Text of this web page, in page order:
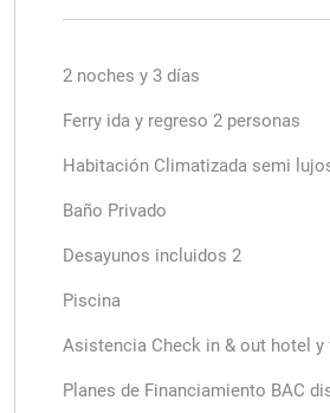
2 noches y 3 días
Ferry ida y regreso 2 personas
Habitación Climatizada semi
Baño Privado
Desayunos incluidos 2
Piscina
Asistencia Check in & out hotel y
Planes de Financiamiento BAC